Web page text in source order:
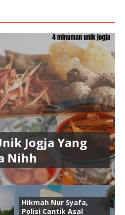
Jogja Yang
Nihh
Hikmah Nur Syafa,
Polisi Cantik Asal